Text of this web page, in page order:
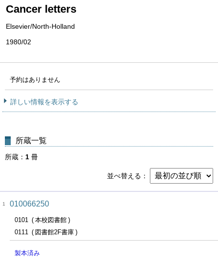
Cancer letters
Elsevier/North-Holland
1980/02
予約はありません
詳しい情報を表示する
所蔵一覧
所蔵 1 冊
並べ替える
1 010066250
0101
本校図書館
0111
図書館2F書庫
製本済み